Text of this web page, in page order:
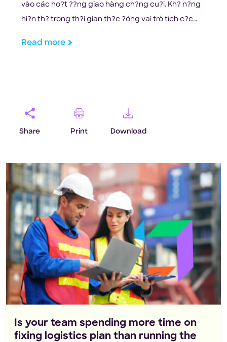
vào các ho?t ??ng giao hàng ch?ng cu?i. Kh? n?ng
hi?n th? trong th?i gian th?c ?óng vai trò tích c?c
Read more
Share Print Download
Is your team spending more time on
fixing logistics plan than running the